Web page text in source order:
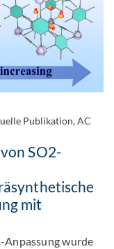
Publikation, AC
SO2-
mit
Anpassung wurde